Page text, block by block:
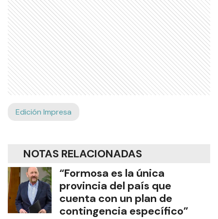
Edición Impresa
NOTAS RELACIONADAS
“Formosa es la única
provincia del país que
cuenta con un plan de
contingencia específico”